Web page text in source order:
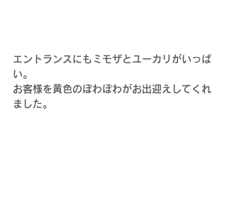
エントランスにもミモザとユーカリがいっぱ
い。
お客様を黄色のぽわぽわがお出迎えしてくれ
ました。